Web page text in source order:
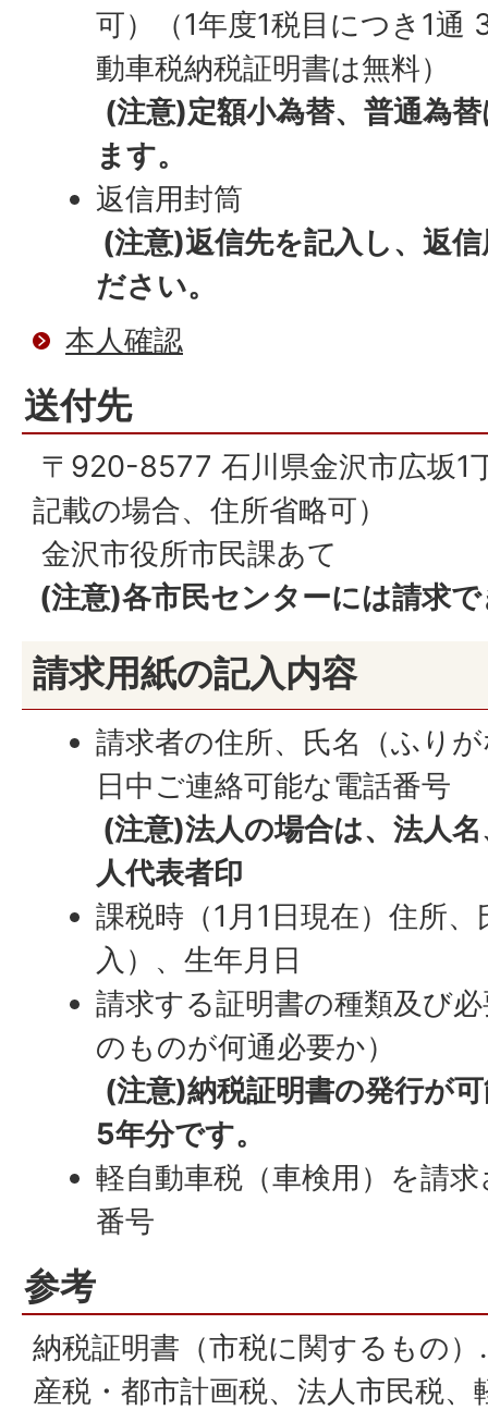
可）（1年度1税目につき1通
動車税納税証明書は無料）
(注意)定額小為替、普通為
ます。
返信用封筒
(注意)返信先を記入し、返
ださい。
本人確認
送付先
〒920-8577 石川県金沢市広坂1
記載の場合、住所省略可）
金沢市役所市民課あて
(注意)各市民センターには請求
請求用紙の記入内容
請求者の住所、氏名（ふり
日中ご連絡可能な電話番号
(注意)法人の場合は、法人
人代表者印
課税時（1月1日現在）住所
入）、生年月日
請求する証明書の種類及び
のものが何通必要か）
(注意)納税証明書の発行が
5年分です。
軽自動車税（車検用）を請
番号
参考
納税証明書（市税に関するもの
産税・都市計画税、法人市民税